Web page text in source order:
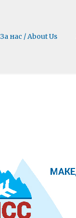
За нас / About Us